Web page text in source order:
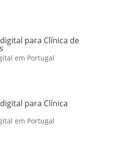
para Clínica de
em Portugal
para Clínica
em Portugal